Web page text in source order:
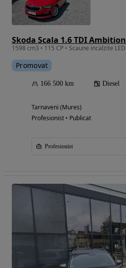
Skoda Scala 1.6 TDI Ambition
Promovat
166 500 km Diesel
Tarnaveni (Mures)
Profesionist • Publicat
Profesionist